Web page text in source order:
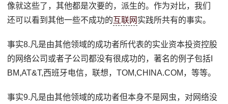
像就这些了，其他都是次要的，派生的。作为对比，我们
还可以看到其他一些不成功的互联网 实践所共有的事实。
事实8.凡是由其他领域的成功者所代表的实业资本投资控股
的网络公司或者子公司都没有很成功的，著名的例子包括I
BM,AT&T,西班牙电信，联想，TOM,CHINA.COM，等等。
事实9.凡是由其他领域的成功者但本身不是网虫，对网络没